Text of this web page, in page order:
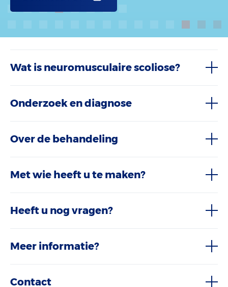
Wat is neuromusculaire scoliose?
Onderzoek en diagnose
Over de behandeling
Met wie heeft u te maken?
Heeft u nog vragen?
Meer informatie?
Contact